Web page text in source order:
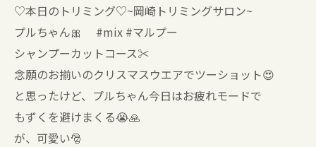
♡本日のトリミング♡⁠~岡崎トリミングサロン~
プルちゃん🎀 #mix #マルプー
シャンプーカットコース✂️
念願のお揃いのクリスマスウエアでツーショット😍
と思ったけど、プルちゃん今日はお疲れモードで
もずくを避けまくる😭🙏
が、可愛い🎅